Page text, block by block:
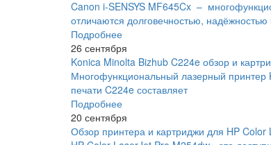
Canon i-SENSYS MF645Cx –
отличаются долговечностью, надёжностью
Подробнее
26 сентября
Konica Minolta Bizhub C224e обзор и
Многофункциональный лазерный принтер
печати C224e составляет
Подробнее
20 сентября
Обзор принтера и картриджи для HP